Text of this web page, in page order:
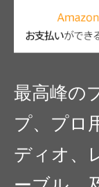
最高峰の
プ、プロ
ディオ、